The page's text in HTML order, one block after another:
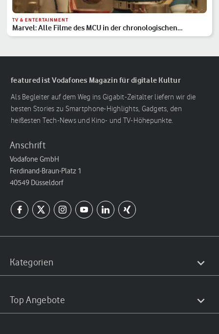
TV & ENTERTAINMENT
Marvel: Alle Filme des MCU in der chronologischen
Reihenfolge
featured ist Vodafones Magazin für digitale Kultur
Als Begleiter auf dem Weg ins Gigabit-Zeitalter liefern wir die
besten Stories zu Smartphone-Highlights, Gadgets, den
heißesten Tech-News und Kino- und TV-Höhepunkte.
Anschrift
Vodafone GmbH
Ferdinand-Braun-Platz 1
40549 Düsseldorf
Kategorien
Top Angebote